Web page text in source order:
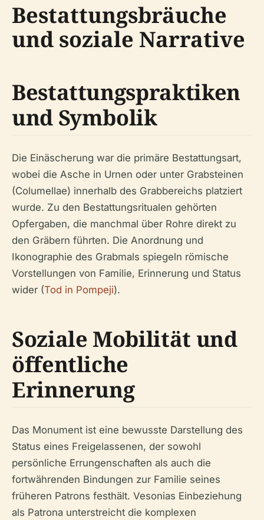
Bestattungsbräuche
und soziale Narrative
Bestattungspraktiken
und Symbolik
Die Einäscherung war die primäre Bestattungsart,
wobei die Asche in Urnen oder unter Grabsteinen
(Columellae) innerhalb des Grabbereichs platziert
wurde. Zu den Bestattungsritualen gehörten
Opfergaben, die manchmal über Rohre direkt zu
den Gräbern führten. Die Anordnung und
Ikonographie des Grabmals spiegeln römische
Vorstellungen von Familie, Erinnerung und Status
wider (Tod in Pompeji).
Soziale Mobilität und
öffentliche
Erinnerung
Das Monument ist eine bewusste Darstellung des
Status eines Freigelassenen, der sowohl
persönliche Errungenschaften als auch die
fortwährenden Bindungen zur Familie seines
früheren Patrons festhält. Vesonias Einbeziehung
als Patrona unterstreicht die komplexen